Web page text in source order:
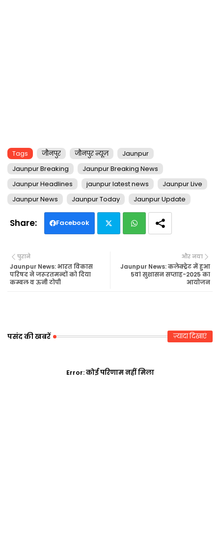
Tags जौनपुर जौनपुर न्यूज़
Jaunpur
Jaunpur Breaking
Jaunpur Breaking News
Jaunpur Headlines
jaunpur latest news
Jaunpur Live
Jaunpur News
Jaunpur Today Jaunpur Update
Facebook
ats
और नया
Jaunpur News: कलेक्ट्रेट में हुआ
5वां सुशासन सप्ताह-2025 का
आयोजन
पुराने
Jaunpur News: भारत विकास
परिषद ने जरूरतमन्दों को दिया
कम्बल व ऊनी टोपी
पसंद की खबरें ज़्यादा दिखाएं
Error:कोई परिणाम नहीं मिला